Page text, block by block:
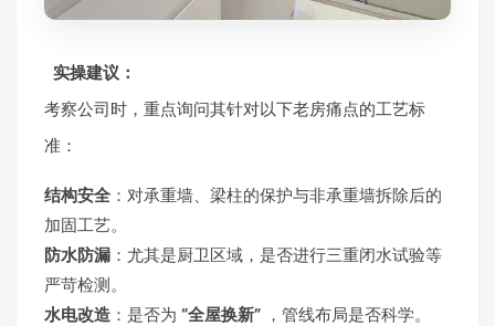
实操建议：
考察公司时，重点询问其针对以下老房痛点的工艺标
准：
结构安全 ：对承重墙、梁柱的保护与非承重墙拆除后的
加固工艺。
防水防漏 ：尤其是厨卫区域，是否进行三重闭水试验等
严苛检测。
水电改造 ：是否为 “全屋换新” ，管线布局是否科学。